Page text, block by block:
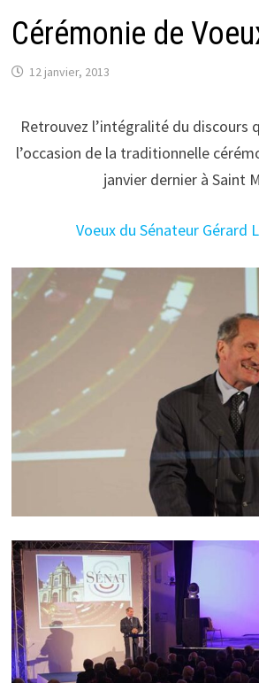
Cérémonie de
12 janvier, 2013
Retrouvez l’intégralité du discours
l’occasion de la traditionnelle
janvier dernier à Saint
Voeux du Sénateur Gérard